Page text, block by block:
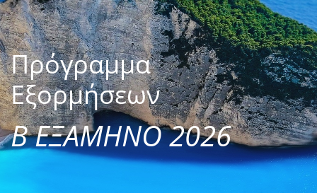
Πρόγραμμα
Εξορμήσεων
Β ΕΞΑΜΗΝΟ 2026